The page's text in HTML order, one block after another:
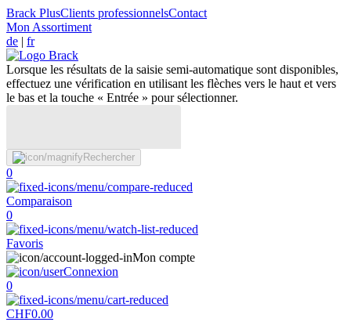
Brack PlusClients professionnelsContact
Mon Assortiment
de | fr
Lorsque les résultats de la saisie semi-automatique sont disponibles,
effectuez une vérification en utilisant les flèches vers le haut et vers
le bas et la touche « Entrée » pour sélectionner.
Rechercher
0
Comparaison
0
Favoris
Mon compte
Connexion
0
CHF0.00